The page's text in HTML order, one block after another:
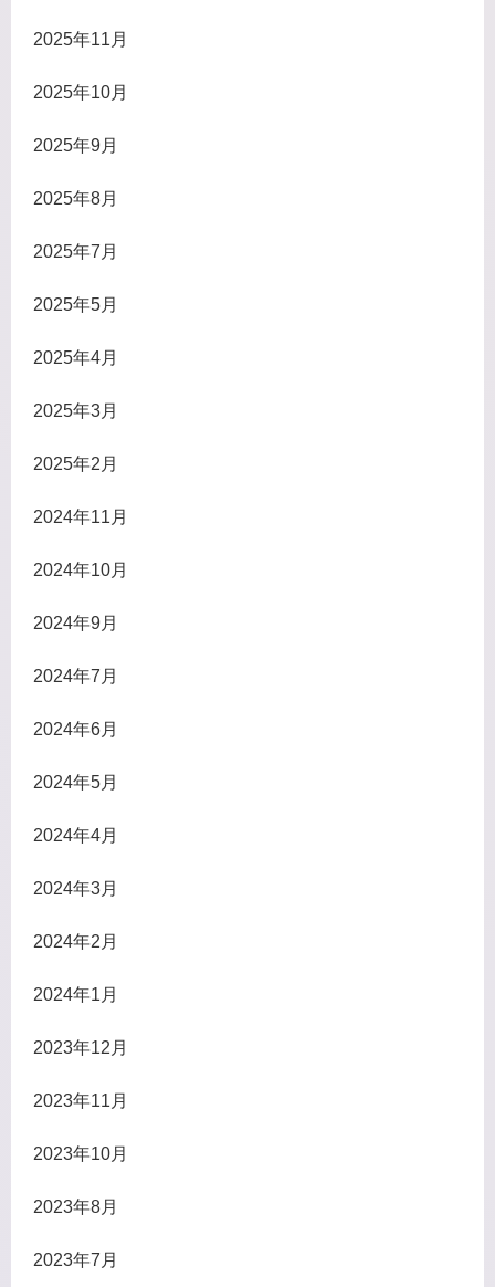
2025年11月
2025年10月
2025年9月
2025年8月
2025年7月
2025年5月
2025年4月
2025年3月
2025年2月
2024年11月
2024年10月
2024年9月
2024年7月
2024年6月
2024年5月
2024年4月
2024年3月
2024年2月
2024年1月
2023年12月
2023年11月
2023年10月
2023年8月
2023年7月